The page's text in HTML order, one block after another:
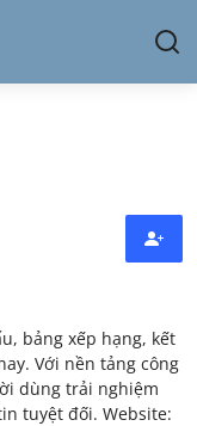
bảng xếp hạng, kết
Với nền tảng công
dùng trải nghiệm
tuyệt đối. Website: